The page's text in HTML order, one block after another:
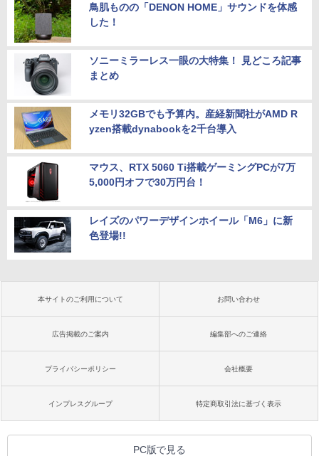
鳥肌ものの「DENON HOME」サウンドを体感
した！
ソニーミラーレス一眼の大特集！ 見どころ記事
まとめ
メモリ32GBでも予算内。産経新聞社がAMD R
yzen搭載dynabookを2千台導入
マウス、RTX 5060 Ti搭載ゲーミングPCが7万
5,000円オフで30万円台！
レイズのパワーデザインホイール「M6」に新
色登場!!
本サイトのご利用について お問い合わせ
広告掲載のご案内 編集部へのご連絡
プライバシーポリシー 会社概要
インプレスグループ 特定商取引法に基づく表示
PC版で見る